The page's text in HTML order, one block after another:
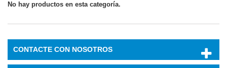
No hay productos en esta categoría.
CONTACTE CON NOSOTROS